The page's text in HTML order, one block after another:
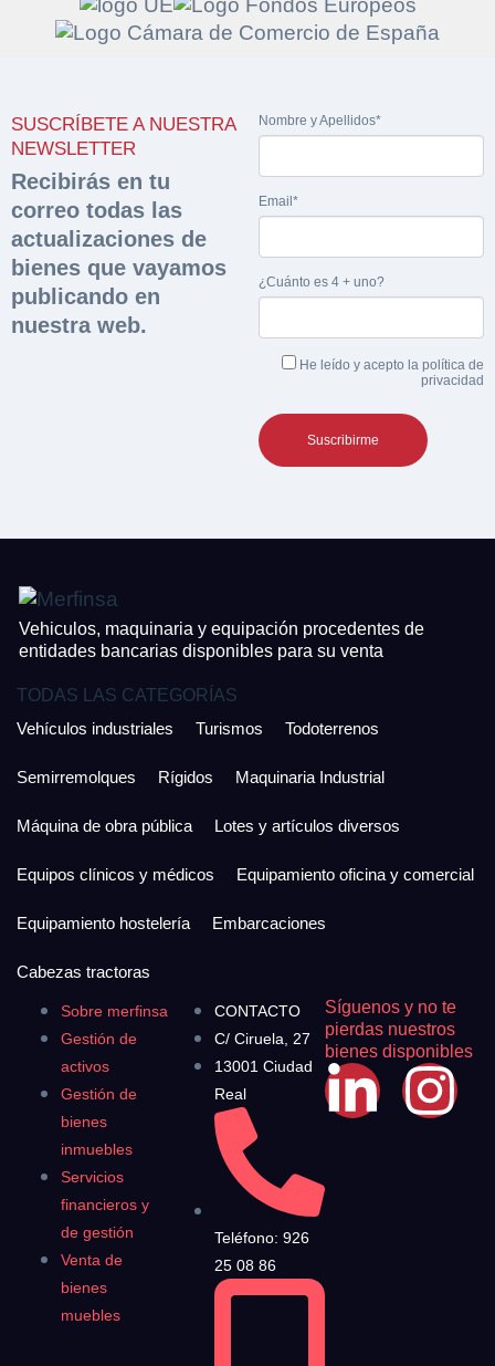
SUSCRÍBETE A NUESTRA
NEWSLETTER
Recibirás en tu
correo todas las
actualizaciones de
bienes que vayamos
publicando en
nuestra web.
Nombre y Apellidos*
Email*
¿Cuánto es 4 + uno?
He leído y acepto la política de
privacidad
Vehiculos, maquinaria y equipación procedentes de
entidades bancarias disponibles para su venta
Sobre merfinsa
Gestión de
activos
Gestión de
bienes
inmuebles
Servicios
financieros y
de gestión
Venta de
bienes
muebles
CONTACTO
C/ Ciruela, 27
13001 Ciudad
Real
Teléfono: 926
25 08 86
Síguenos y no te
pierdas nuestros
bienes disponibles
TODAS LAS CATEGORÍAS
Vehículos industriales
Turismos Todoterrenos
Semirremolques Rígidos Maquinaria Industrial
Máquina de obra pública Lotes y artículos diversos
Equipos clínicos y médicos Equipamiento oficina y comercial
Equipamiento hostelería Embarcaciones
Cabezas tractoras
documentación
sobre la peritación
Rellene este formulario y recibirá en su email el
enlace para descargar la documentación
Nombre y Apellidos*
Hacer Oferta
Razón social*
Teléfono*
Nombre y Apellidos*
Acepto la Política de Privacidad y las Condiciones de Uso.
continuación confirma que estás de acuerdo con ambas.
Sobre Merfinsa
Venta de bienes muebles
Vehículos